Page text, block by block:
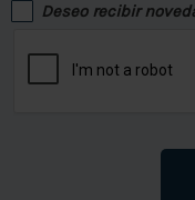
Deseo recibir